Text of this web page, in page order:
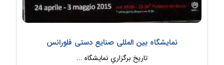
نمایشگاه بین المللی صنایع دستی فلورانس
تاريخ برگزاري نمايشگاه ...